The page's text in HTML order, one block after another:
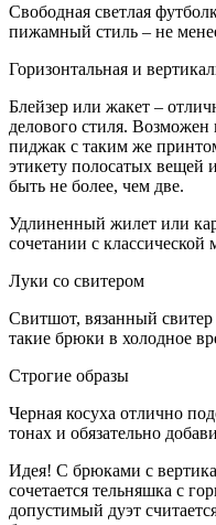
Свободная светлая
пижамный стиль – не
Горизонтальная и
Блейзер или жакет –
делового стиля. Возможен
пиджак с таким же
этикету полосатых вещей
быть не более, чем две.
Удлиненный жилет или
сочетании с классической
Луки со свитером
Свитшот, вязанный
такие брюки в холодное
Строгие образы
Черная косуха отлично
тонах и обязательно
Идея! С брюками с
сочетается тельняшка с
допустимый дуэт